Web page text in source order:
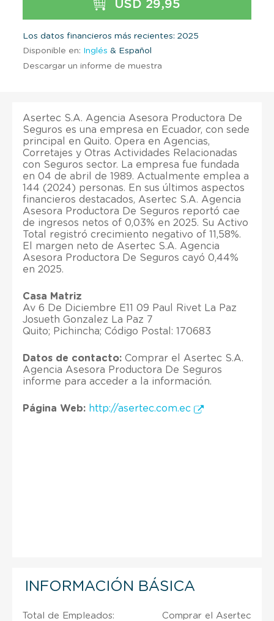
USD 29,95
Los datos financieros más recientes: 2025
Disponible en: Inglés & Español
Descargar un informe de muestra
Asertec S.A. Agencia Asesora Productora De
Seguros es una empresa en Ecuador, con sede
principal en Quito. Opera en Agencias,
Corretajes y Otras Actividades Relacionadas
con Seguros sector. La empresa fue fundada
en 04 de abril de 1989. Actualmente emplea a
144 (2024) personas. En sus últimos aspectos
financieros destacados, Asertec S.A. Agencia
Asesora Productora De Seguros reportó cae
de ingresos netos of 0,03% en 2025. Su Activo
Total registró crecimiento negativo of 11,58%.
El margen neto de Asertec S.A. Agencia
Asesora Productora De Seguros cayó 0,44%
en 2025.
Casa Matriz
Av 6 De Diciembre E11 09 Paul Rivet La Paz
Josueth Gonzalez La Paz 7
Quito; Pichincha; Código Postal: 170683
Datos de contacto: Comprar el Asertec S.A.
Agencia Asesora Productora De Seguros
informe para acceder a la información.
Página Web: http://asertec.com.ec
INFORMACIÓN BÁSICA
Total de Empleados:
Comprar el Asertec